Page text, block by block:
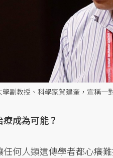
副教授、科學家賀建奎，宣稱
成為可能？
任何人類遺傳學者都心癢